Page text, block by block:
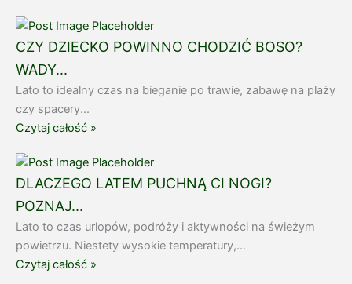
CZY DZIECKO POWINNO CHODZIĆ BOSO?
WADY...
Lato to idealny czas na bieganie po trawie, zabawę na plaży
czy spacery...
Czytaj całość »
DLACZEGO LATEM PUCHNĄ CI NOGI?
POZNAJ...
Lato to czas urlopów, podróży i aktywności na świeżym
powietrzu. Niestety wysokie temperatury,...
Czytaj całość »